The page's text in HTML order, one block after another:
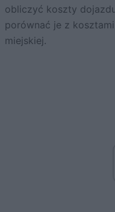
obliczyć koszty
porównać je z
miejskiej.